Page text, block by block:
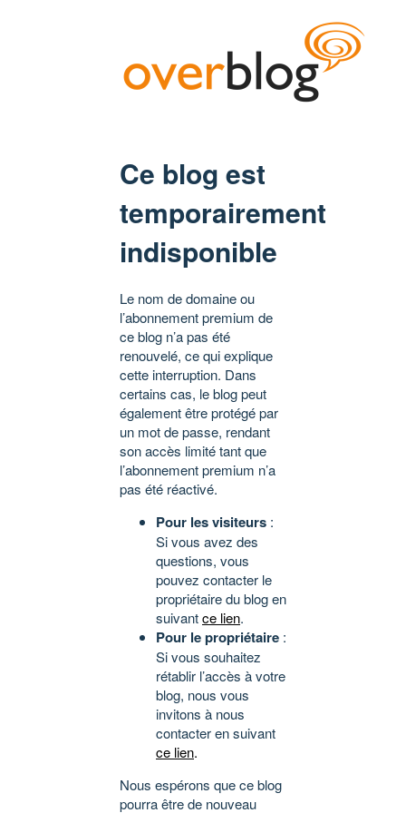
Ce blog est
temporairement
indisponible
Le nom de domaine ou
l’abonnement premium de
ce blog n’a pas été
renouvelé, ce qui explique
cette interruption. Dans
certains cas, le blog peut
également être protégé par
un mot de passe, rendant
son accès limité tant que
l’abonnement premium n’a
pas été réactivé.
Pour les visiteurs :
Si vous avez des
questions, vous
pouvez contacter le
propriétaire du blog en
suivantce lien.
Pour le propriétaire :
Si vous souhaitez
rétablir l’accès à votre
blog, nous vous
invitons à nous
contacter en suivant
ce lien.
Nous espérons que ce blog
pourra être de nouveau